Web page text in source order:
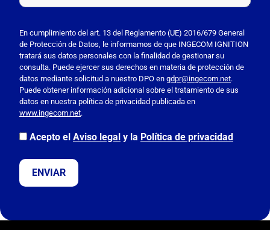
o
r
f
a
v
o
r
,
e
s
En cumplimiento del art. 13 del Reglamento (UE) 2016/679 General
de Protección de Datos, le informamos de que INGECOM IGNITION
tratará sus datos personales con la finalidad de gestionar su
consulta. Puede ejercer sus derechos en materia de protección de
datos mediante solicitud a nuestro DPO en gdpr@ingecom.net.
Puede obtener información adicional sobre el tratamiento de sus
datos en nuestra política de privacidad publicada en
www.ingecom.net.
Acepto el Aviso legal y la Política de privacidad